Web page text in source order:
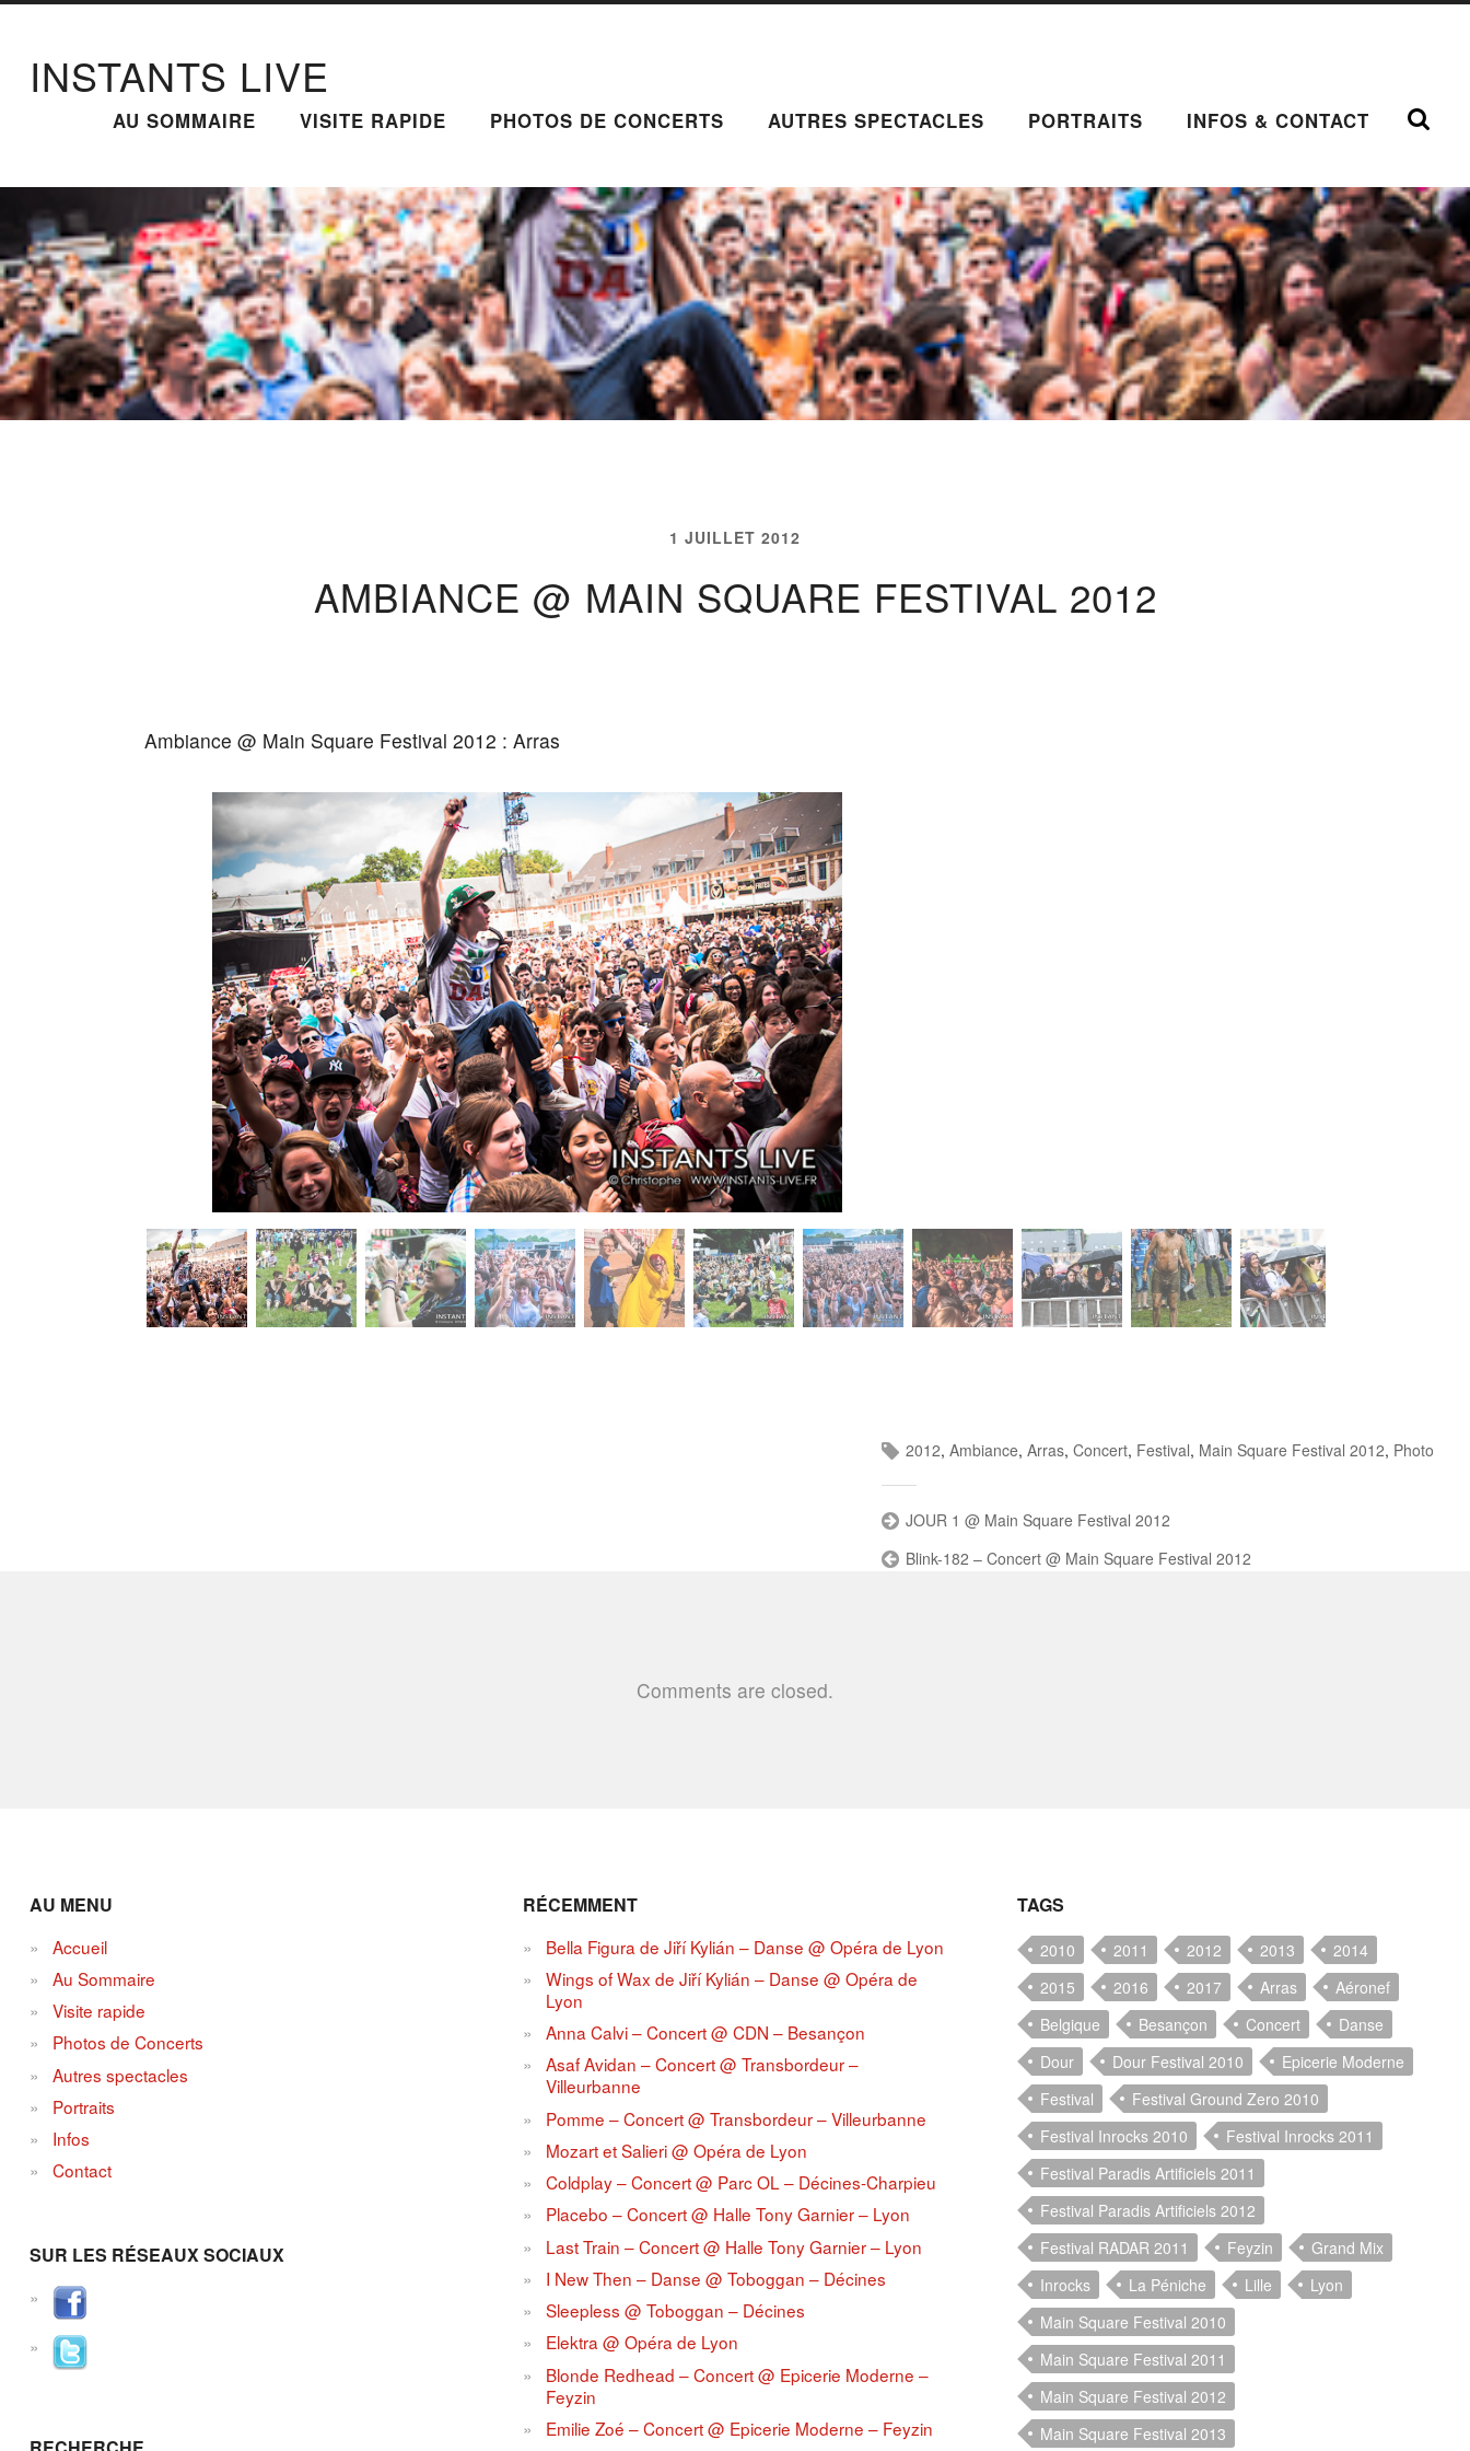
INSTANTS LIVE
AU SOMMAIRE VISITE RAPIDE PHOTOS DE CONCERTS AUTRES SPECTACLES PORTRAITS INFOS & CONTACT
1 JUILLET 2012
AMBIANCE @ MAIN SQUARE FESTIVAL 2012
Ambiance @ Main Square Festival 2012 : Arras
2012,Ambiance,Arras,Concert, Festival, Main Square Festival 2012, Photo
JOUR 1 @ Main Square Festival 2012
Blink-182 – Concert @ Main Square Festival 2012
Comments are closed.
AU MENU
Accueil
Au Sommaire
Visite rapide
Photos de Concerts
Autres spectacles
Portraits
Infos
Contact
SUR LES RÉSEAUX SOCIAUX
RÉCEMMENT
Bella Figura de Jiří Kylián – Danse @ Opéra de Lyon
Wings of Wax de Jiří Kylián – Danse @ Opéra de
Lyon
Anna Calvi – Concert @ CDN – Besançon
Asaf Avidan – Concert @ Transbordeur –
Villeurbanne
Pomme – Concert @ Transbordeur – Villeurbanne
Mozart et Salieri @ Opéra de Lyon
Coldplay – Concert @ Parc OL – Décines-Charpieu
Placebo – Concert @ Halle Tony Garnier – Lyon
Last Train – Concert @ Halle Tony Garnier – Lyon
I New Then – Danse @ Toboggan – Décines
Sleepless @ Toboggan – Décines
Elektra @ Opéra de Lyon
Blonde Redhead – Concert @ Epicerie Moderne –
Feyzin
Emilie Zoé – Concert @ Epicerie Moderne – Feyzin
TAGS
2010 2011 2012 2013
2014
2015
2016 2017 Arras
Aéronef
Belgique
Besançon Concert
Danse
Dour
Dour Festival 2010
Epicerie Moderne
Festival
Festival Ground Zero 2010
Festival Inrocks 2010
Festival Inrocks 2011
Festival Paradis Artificiels 2011
Festival Paradis Artificiels 2012
Festival RADAR 2011
Feyzin
Grand Mix
Inrocks
La Péniche Lille
Lyon
Main Square Festival 2010
Main Square Festival 2011
Main Square Festival 2012
Main Square Festival 2013